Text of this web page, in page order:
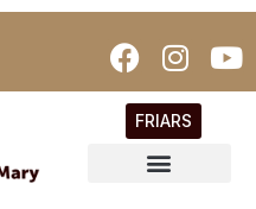
FRIARS